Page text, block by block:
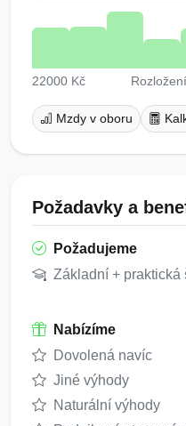
22000 Kč
Mzdy v oboru
Požadavky a
Požadujeme
Základní + praktická
Nabízíme
Dovolená navíc
Jiné výhody
Naturální výhody